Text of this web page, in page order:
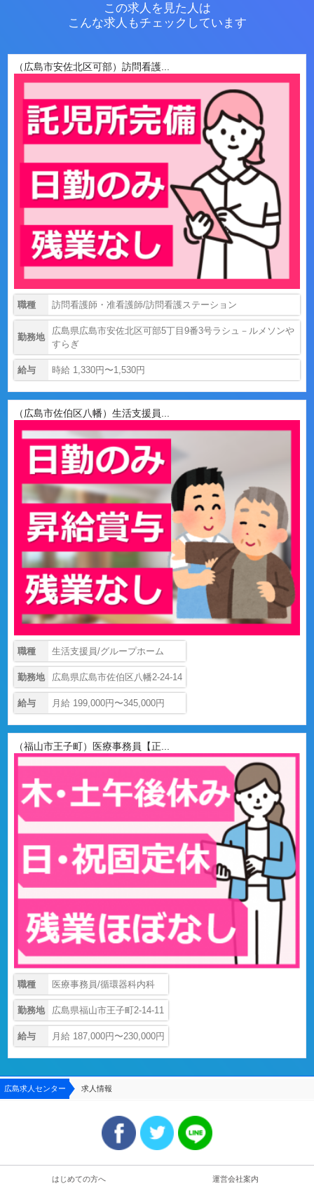
この求人を見た人は
こんな求人もチェックしています
（広島市安佐北区可部）訪問看護...
職種 訪問看護師・准看護師/訪問看護ステーション
勤務地
広島県広島市安佐北区可部5丁目9番3号ラシュ－ルメソンや
すらぎ
給与 時給 1,330円〜1,530円
（広島市佐伯区八幡）生活支援員...
職種 生活支援員/グループホーム
勤務地 広島県広島市佐伯区八幡2-24-14
給与 月給 199,000円〜345,000円
（福山市王子町）医療事務員【正...
職種 医療事務員/循環器科内科
勤務地 広島県福山市王子町2-14-11
給与 月給 187,000円〜230,000円
広島求人センター 求人情報
はじめての方へ 運営会社案内